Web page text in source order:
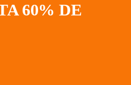
60% DE